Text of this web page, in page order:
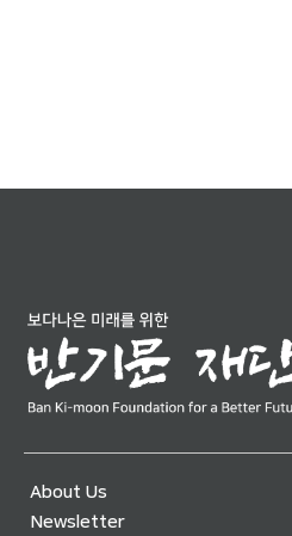
About Us
Newsletter